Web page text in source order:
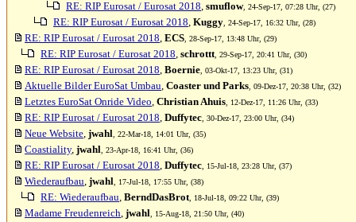
RE: RIP Eurosat / Eurosat 2018, smuflow, 24-Sep-17, 07:28 Uhr, (27)
RE: RIP Eurosat / Eurosat 2018, Kuggy , 24-Sep-17, 16:32 Uhr, (28)
RE: RIP Eurosat / Eurosat 2018, ECS , 28-Sep-17, 13:48 Uhr, (29)
RE: RIP Eurosat / Eurosat 2018, schrottt , 29-Sep-17, 20:41 Uhr, (30)
RE: RIP Eurosat / Eurosat 2018, Boernie , 03-Okt-17, 13:23 Uhr, (31)
Aktuelle Bilder EuroSat Umbau, Coaster und Parks , 09-Dez-17, 20:38 Uhr, (32)
Letztes EuroSat Onride Video, Christian Ahuis , 12-Dez-17, 11:26 Uhr, (33)
RE: RIP Eurosat / Eurosat 2018, Duffytec , 30-Dez-17, 23:00 Uhr, (34)
Neue Website, jwahl , 22-Mar-18, 14:01 Uhr, (35)
Coastiality, jwahl , 23-Apr-18, 16:41 Uhr, (36)
RE: RIP Eurosat / Eurosat 2018, Duffytec , 15-Jul-18, 23:28 Uhr, (37)
Wiederaufbau, jwahl , 17-Jul-18, 17:55 Uhr, (38)
RE: Wiederaufbau, BerndDasBrot , 18-Jul-18, 09:22 Uhr, (39)
Madame Freudenreich, jwahl , 15-Aug-18, 21:50 Uhr, (40)